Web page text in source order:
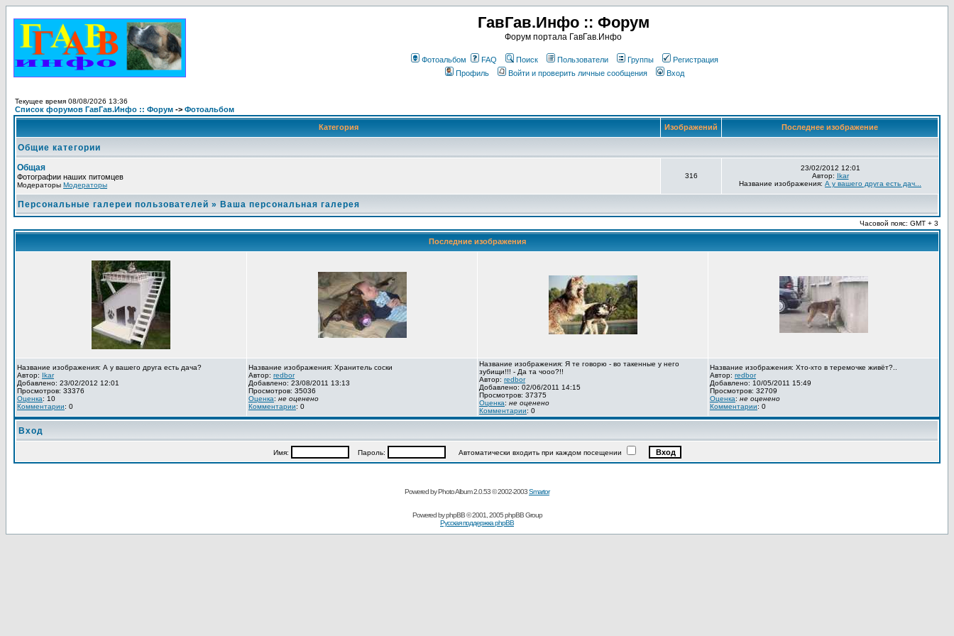
ГавГав.Инфо :: Форум
Форум портала ГавГав.Инфо
Фотоальбом FAQ Поиск Пользователи Группы
Регистрация
Профиль
Войти и проверить личные сообщения Вход
Текущее время 08/08/2026 13:36
Список форумов ГавГав.Инфо :: Форум -> Фотоальбом
Категория Изображений Последнее изображение
Общие категории
Общая
Фотографии наших питомцев
Модераторы Модераторы
316
23/02/2012 12:01
Автор: Ikar
Название изображения: А у вашего друга есть дач...
Персональные галереи пользователей » Ваша персональная галерея
Часовой пояс: GMT + 3
Последние изображения
Название изображения: А у вашего друга есть дача?
Автор: Ikar
Добавлено: 23/02/2012 12:01
Просмотров: 33376
Оценка: 10
Комментарии: 0
Название изображения: Хранитель соски
Автор: redbor
Добавлено: 23/08/2011 13:13
Просмотров: 35036
Оценка: не оценено
Комментарии: 0
Название изображения: Я те говорю - во такенные у него
зубищи!!! - Да та чооо?!!
Автор: redbor
Добавлено: 02/06/2011 14:15
Просмотров: 37375
Оценка: не оценено
Комментарии: 0
Название изображения: Хто-хто в теремочке живёт?..
Автор: redbor
Добавлено: 10/05/2011 15:49
Просмотров: 32709
Оценка: не оценено
Комментарии: 0
Вход
Имя: Пароль: Автоматически входить при каждом посещении
Powered by Photo Album 2.0.53 © 2002-2003Smartor
Powered byphpBB© 2001, 2005 phpBB Group
Русская поддержка phpBB